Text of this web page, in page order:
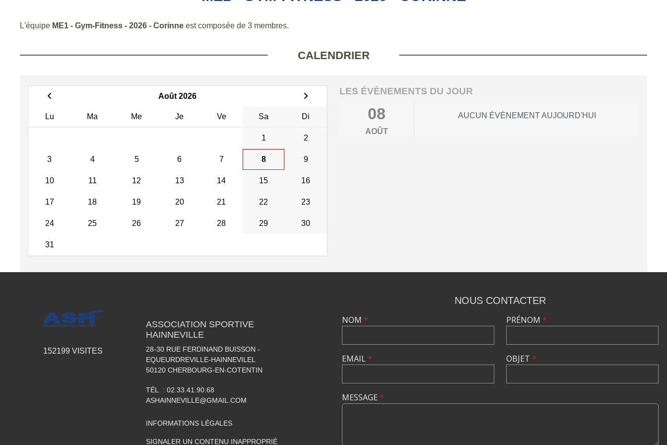
L'équipe ME1 - Gym-Fitness - 2026 - Corinne est composée de 3 membres.
CALENDRIER
Août 2026
Lu Ma Me Je Ve Sa Di
1 2
3 4 5 6 7 8 9
10 11 12 13 14 15 16
17 18 19 20 21 22 23
24 25 26 27 28 29 30
31
LES ÉVÈNEMENTS DU JOUR
08
AOÛT
AUCUN ÉVÈNEMENT AUJOURD'HUI
152199 VISITES
ASSOCIATION SPORTIVE
HAINNEVILLE
28-30 RUE FERDINAND BUISSON -
EQUEURDREVILLE-HAINNEVILEL
50120 CHERBOURG-EN-COTENTIN
TÉL. : 02.33.41.90.68
ASHAINNEVILLE@GMAIL.COM
INFORMATIONS LÉGALES
SIGNALER UN CONTENU INAPPROPRIÉ
NOUS CONTACTER
NOM *
EMAIL*
PRÉNOM *
OBJET *
MESSAGE *